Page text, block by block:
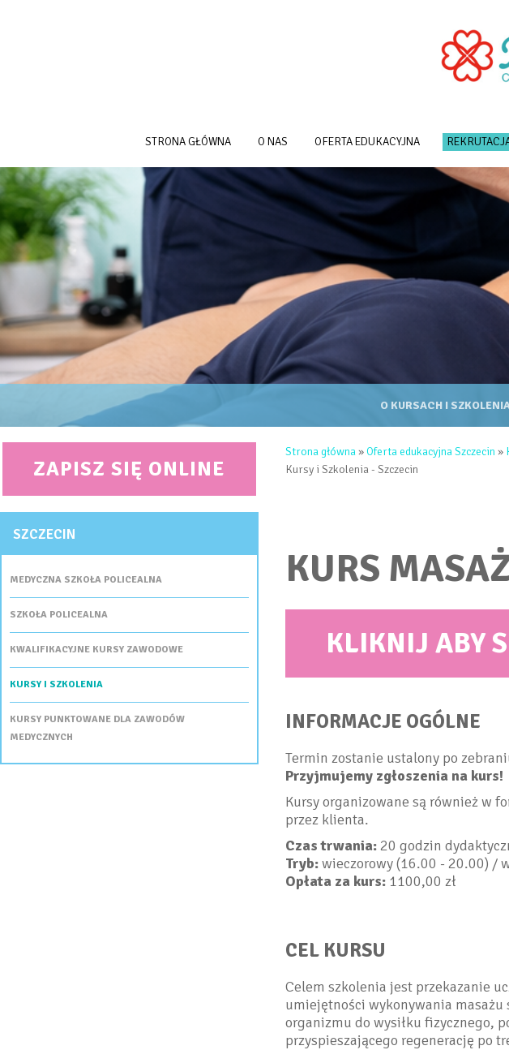
STRONA GŁÓWNA O NAS OFERTA EDUKACYJNA
O KURSACH I
ZAPISZ SIĘ ONLINE
SZCZECIN
MEDYCZNA SZKOŁA POLICEALNA
SZKOŁA POLICEALNA
KWALIFIKACYJNE KURSY ZAWODOWE
KURSY I SZKOLENIA
KURSY PUNKTOWANE DLA ZAWODÓW
MEDYCZNYCH
JESTEŚ TUTAJ
Strona główna» Oferta edukacyjna Szczecin »
Kursy i Szkolenia - Szczecin
KURS
KLIKNIJ ABY
INFORMACJE OGÓLNE
Termin zostanie ustalony po
Przyjmujemy zgłoszenia na kurs!
Kursy organizowane są również w
przez klienta.
Czas trwania:20 godzin
Tryb:wieczorowy (16.00 - 20.00) /
Opłata za kurs:1100,00 zł
CEL KURSU
Celem szkolenia jest przekazanie
umiejętności wykonywania
organizmu do wysiłku fizycznego,
przyspieszającego regenerację po